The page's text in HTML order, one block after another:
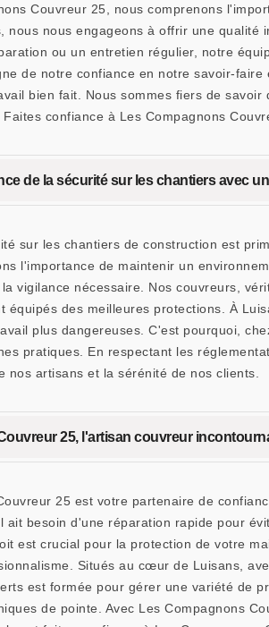
Couvreur 25, nous comprenons
nous nous engageons à offrir une
ou un entretien régulier, notre
de notre confiance en notre savoir-
bien fait. Nous sommes fiers de
confiance à Les Compagnons
de la sécurité sur les chantiers avec
sur les chantiers de construction est
l'importance de maintenir un
vigilance nécessaire. Nos couvreurs,
équipés des meilleures protections. À
plus dangereuses. C'est pourquoi,
pratiques. En respectant les
nos artisans et la sérénité de nos clients.
25, l'artisan couvreur
25 est votre partenaire de
ait besoin d'une réparation rapide pour
est crucial pour la protection de votre
Situés au cœur de Luisans,
est formée pour gérer une variété de
de pointe. Avec Les Compagnons